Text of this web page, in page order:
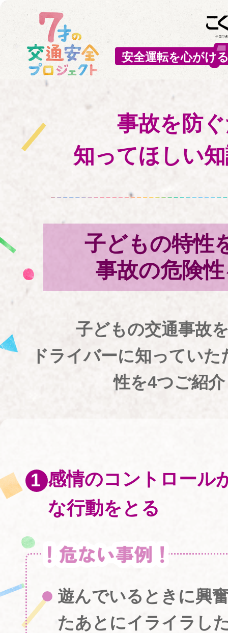
安全運転を心がけ
交通事故の実態
気をつけること
交通安全の知識
安全運転診断
事故を防
知ってほしい
子どもの特性
事故の危険
子どもの交通事故
ドライバーに知ってい
性を4つご紹
感情のコントロール
な行動をとる
遊んでいるときに興
たあとにイライラし